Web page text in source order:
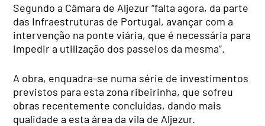
Segundo a Câmara de Aljezur “falta agora, da parte
das Infraestruturas de Portugal, avançar com a
intervenção na ponte viária, que é necessária para
impedir a utilização dos passeios da mesma”.
A obra, enquadra-se numa série de investimentos
previstos para esta zona ribeirinha, que sofreu
obras recentemente concluídas, dando mais
qualidade a esta área da vila de Aljezur.